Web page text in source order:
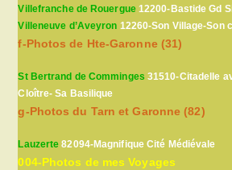
Villefranche de Rouergue12200-Bastide Gd
Villeneuve d’Aveyron 12260-Son Village-Son
f-Photos de Hte-Garonne (31)
St Bertrand de Comminges 31510-Citadelle
Cloître- Sa Basilique
g-Photos du Tarn et Garonne (82)
Lauzerte 82094-Magnifique Cité Médiévale
004-Photos de mes Voyages